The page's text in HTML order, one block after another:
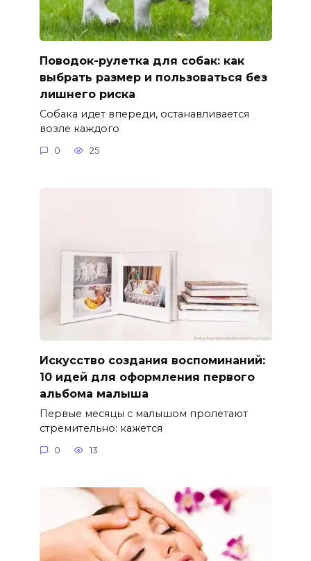
Поводок-рулетка для собак: как
выбрать размер и пользоваться без
лишнего риска
Собака идет впереди, останавливается
возле каждого
0 25
Искусство создания воспоминаний:
10 идей для оформления первого
альбома малыша
Первые месяцы с малышом пролетают
стремительно: кажется
0 13